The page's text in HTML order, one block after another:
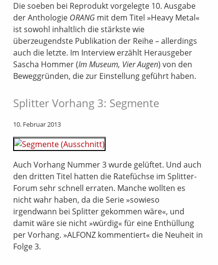
Die soeben bei Reprodukt vorgelegte 10. Ausgabe
der Anthologie ORANG mit dem Titel »Heavy Metal«
ist sowohl inhaltlich die stärkste wie
überzeugendste Publikation der Reihe – allerdings
auch die letzte. Im Interview erzählt Herausgeber
Sascha Hommer (Im Museum, Vier Augen) von den
Beweggründen, die zur Einstellung geführt haben.
Splitter Vorhang 3: Segmente
10. Februar 2013
Auch Vorhang Nummer 3 wurde gelüftet. Und auch
den dritten Titel hatten die Ratefüchse im Splitter-
Forum sehr schnell erraten. Manche wollten es
nicht wahr haben, da die Serie »sowieso
irgendwann bei Splitter gekommen wäre«, und
damit wäre sie nicht »würdig« für eine Enthüllung
per Vorhang. »ALFONZ kommentiert« die Neuheit in
Folge 3.